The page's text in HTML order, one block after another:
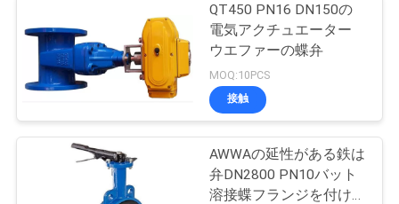
QT450 PN16 DN150の
電気アクチュエーター
ウエファーの蝶弁
MOQ:10PCS
接触
AWWAの延性がある鉄は
弁DN2800 PN10バット
溶接蝶フランジを付けた